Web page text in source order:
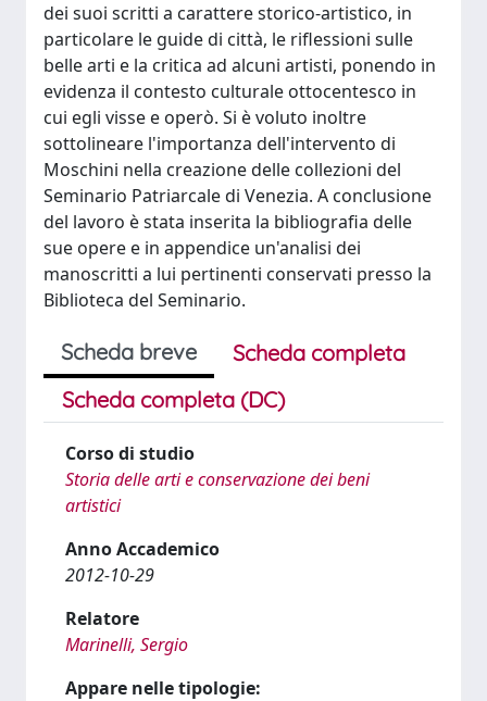
dei suoi scritti a carattere storico-artistico, in
particolare le guide di città, le riflessioni sulle
belle arti e la critica ad alcuni artisti, ponendo in
evidenza il contesto culturale ottocentesco in
cui egli visse e operò. Si è voluto inoltre
sottolineare l'importanza dell'intervento di
Moschini nella creazione delle collezioni del
Seminario Patriarcale di Venezia. A conclusione
del lavoro è stata inserita la bibliografia delle
sue opere e in appendice un'analisi dei
manoscritti a lui pertinenti conservati presso la
Biblioteca del Seminario.
Scheda breve
Scheda completa
Scheda completa (DC)
Corso di studio
Storia delle arti e conservazione dei beni
artistici
Anno Accademico
2012-10-29
Relatore
Marinelli, Sergio
Appare nelle tipologie: